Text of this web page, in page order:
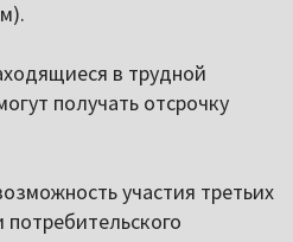
в трудной
получать отсрочку
участия третьих